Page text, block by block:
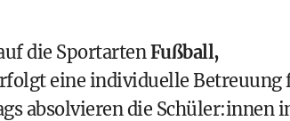
die SportartenFußball,
eine individuelle Betreuung
absolvieren die Schüler:innen